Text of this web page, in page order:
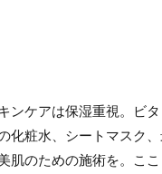
ンケアは保湿重視。ビ
化粧水、シートマスク
肌のための施術を。こ